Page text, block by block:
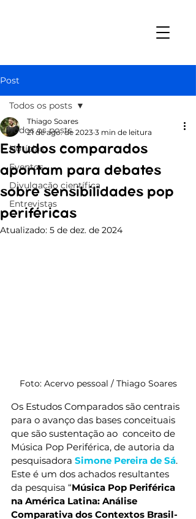
Post
Todos os posts
Notícias
Eventos
Divulgação científica
Entrevistas
Todos os posts
Estudos comparados
apontam para debates
sobre sensibilidades pop
periféricas
Thiago Soares
21 de ago. de 2023 3 min de leitura
Atualizado: 5 de dez. de 2024
Foto: Acervo pessoal / Thiago Soares
Os Estudos Comparados são centrais
para o avanço das bases conceituais
que são sustentação ao  conceito de
Música Pop Periférica, de autoria da
pesquisadora Simone Pereira de Sá.
Este é um dos achados resultantes
da pesquisa “Música Pop Periférica
na América Latina: Análise
Comparativa dos Contextos Brasil-